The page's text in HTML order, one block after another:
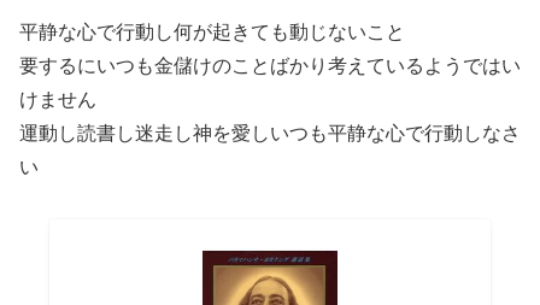
平静な心で行動し何が起きても動じないこと
要するにいつも金儲けのことばかり考えているようではい
けません
運動し読書し迷走し神を愛しいつも平静な心で行動しなさ
い